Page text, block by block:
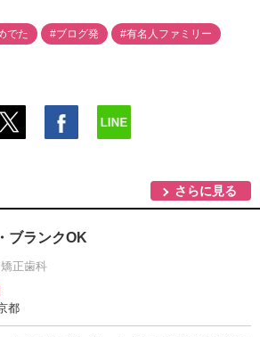
でた #ブログ発 #有名人ファミリー
さらに見る
ブランクOK
正歯科
都